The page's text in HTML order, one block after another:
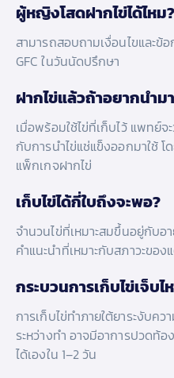
ผู้หญิงโสดฝากไข่ได้ไหม?
สามารถสอบถามเงื่อนไขและ
GFC ในวันนัดปรึกษา
ฝากไข่แล้วถ้าอยากนำม
เมื่อพร้อมใช้ไข่ที่เก็บไว้ แพทย์จ
กับการนำไข่แช่แข็งออกมาใช้
แพ็กเกจฝากไข่
เก็บไข่ได้กี่ใบถึงจะพอ?
จำนวนไข่ที่เหมาะสมขึ้นอยู่กับอ
คำแนะนำที่เหมาะกับสภาวะขอ
กระบวนการเก็บไข่เจ็บไ
การเก็บไข่ทำภายใต้ยาระงับค
ระหว่างทำ อาจมีอาการปวดท้
ได้เองใน 1–2 วัน